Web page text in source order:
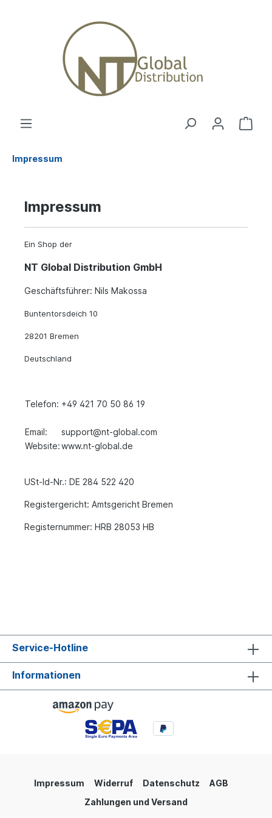
Impressum
Impressum
Ein Shop der
NT Global Distribution GmbH
Geschäftsführer: Nils Makossa
Buntentorsdeich 10
28201 Bremen
Deutschland
Telefon: +49 421 70 50 86 19
Email:
support@nt-global.com
Website:www.nt-global.de
USt-Id-Nr.: DE 284 522 420
Registergericht: Amtsgericht Bremen
Registernummer: HRB 28053 HB
Service-Hotline
Informationen
Impressum Widerruf Datenschutz
AGB
Zahlungen und Versand